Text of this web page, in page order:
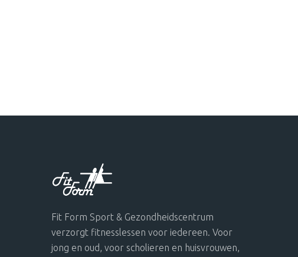
Fit Form Sport & Gezondheidscentrum
verzorgt fitnesslessen voor iedereen. Voor
jong en oud, voor scholieren en huisvrouwen,